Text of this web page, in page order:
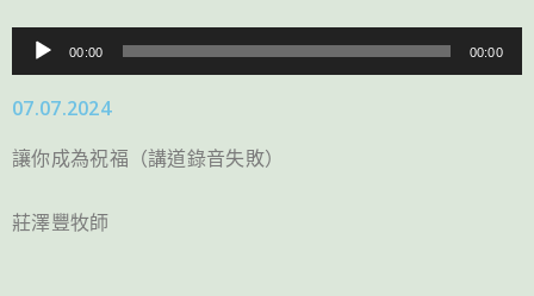
訊
播
放
00:00 00:00
07.07.2024
讓你成為祝福（講道錄音失敗）
莊澤豐牧師